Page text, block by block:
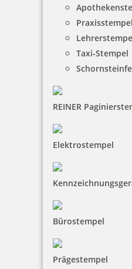
Taxi-Stempel
REINER
Elektrostempel
Bürostempel
Prägestempel